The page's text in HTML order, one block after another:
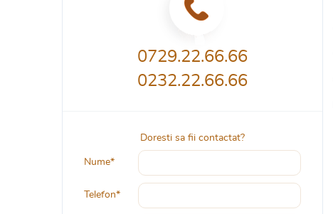
0729.22.66.66
0232.22.66.66
Doresti sa fii contactat?
Nume*
Telefon*